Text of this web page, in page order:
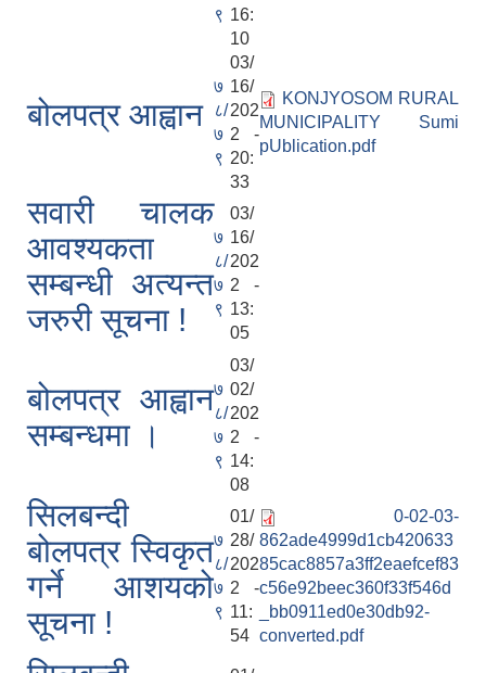
९ 16:
10
बोलपत्र आह्वान
७
८/
७
९
03/
16/
202
2 -
20:
33
KONJYOSOM RURAL
MUNICIPALITY Sumi
pUblication.pdf
सवारी चालक
आवश्यकता
सम्बन्धी अत्यन्त
जरुरी सूचना !
७
८/
७
९
03/
16/
202
2 -
13:
05
बोलपत्र आह्वान
सम्बन्धमा ।
७
८/
७
९
03/
02/
202
2 -
14:
08
सिलबन्दी
बोलपत्र स्विकृत
गर्ने आशयको
सूचना !
७
८/
७
९
01/
28/
202
2 -
11:
54
0-02-03-
862ade4999d1cb420633
85cac8857a3ff2eaefcef83
c56e92beec360f33f546d
_bb0911ed0e30db92-
converted.pdf